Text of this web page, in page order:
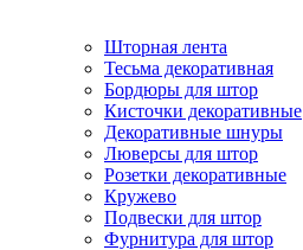
Шторная лента
Тесьма декоративная
Бордюры для штор
Кисточки декоративные
Декоративные шнуры
Люверсы для штор
Розетки декоративные
Кружево
Подвески для штор
Фурнитура для штор